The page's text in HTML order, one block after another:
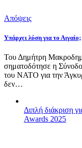
Απόψεις
Υπάρχει λύση για το Αιγαίο;
Του Δημήτρη
σηματοδότησε η
του ΝΑΤΟ για την
δεν…
Διπλή διάκριση
Awards 2025